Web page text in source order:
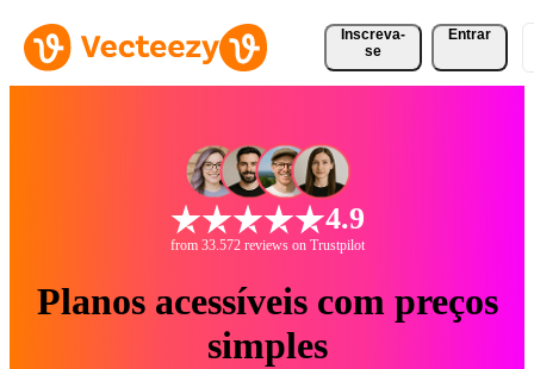
Inscreva-
se
Entrar
4.9
from 33.572 reviews on Trustpilot
Planos acessíveis com preços
simples